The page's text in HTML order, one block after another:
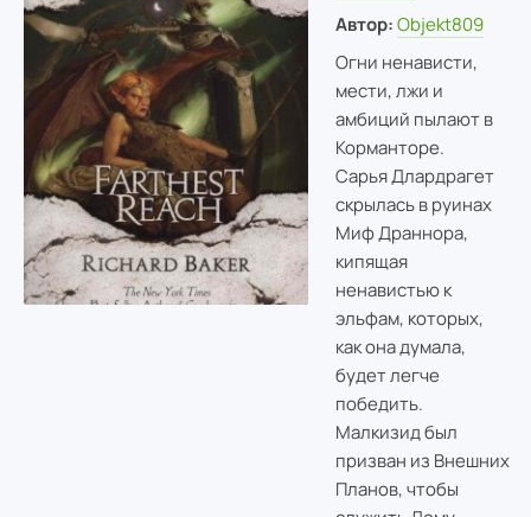
Автор: Objekt809
Огни ненависти,
мести, лжи и
амбиций пылают в
Корманторе.
Сарья Длардрагет
скрылась в руинах
Миф Драннора,
кипящая
ненавистью к
эльфам, которых,
как она думала,
будет легче
победить.
Малкизид был
призван из Внешних
Планов, чтобы